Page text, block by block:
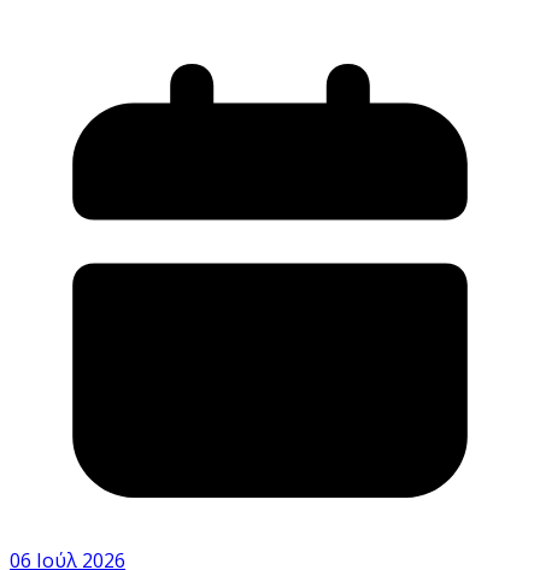
06 Ιούλ 2026